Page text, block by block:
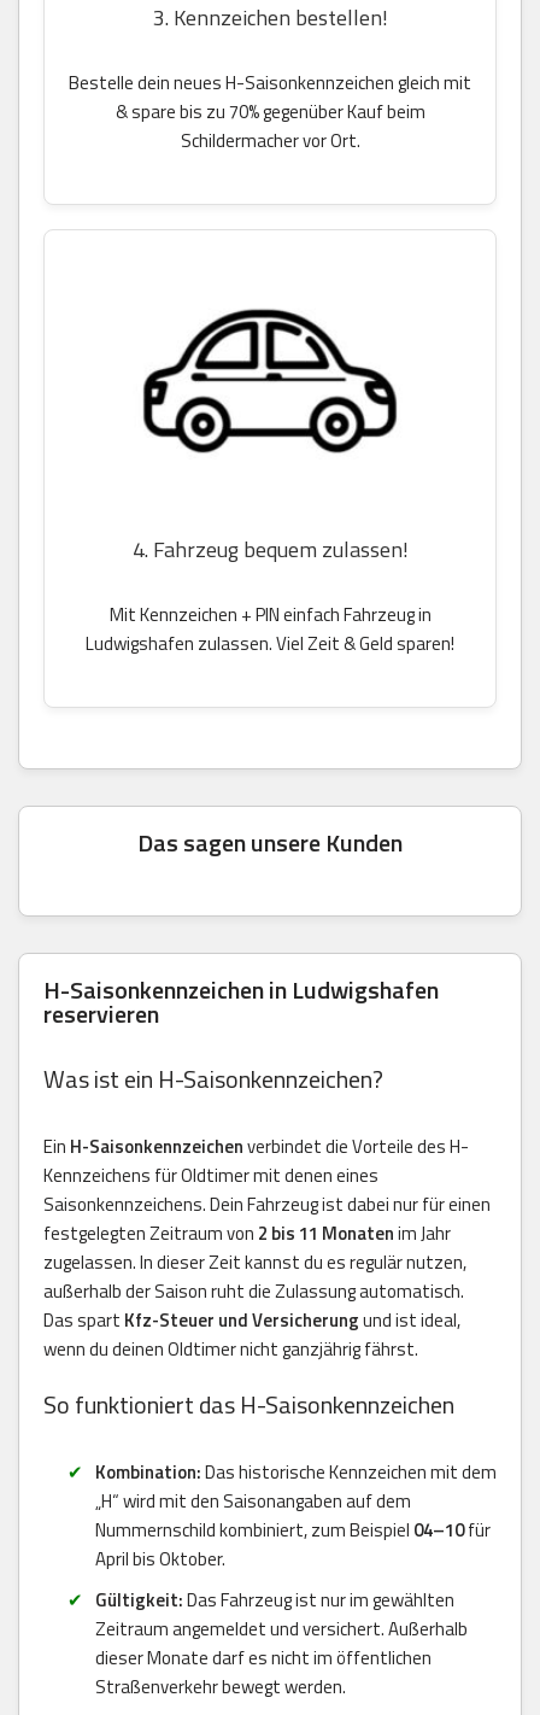
3. Kennzeichen bestellen!
Bestelle dein neues H-Saisonkennzeichen gleich mit
& spare bis zu 70% gegenüber Kauf beim
Schildermacher vor Ort.
4. Fahrzeug bequem zulassen!
Mit Kennzeichen + PIN einfach Fahrzeug in
Ludwigshafen zulassen. Viel Zeit & Geld sparen!
Das sagen unsere Kunden
H-Saisonkennzeichen in Ludwigshafen
reservieren
Was ist ein H-Saisonkennzeichen?
Ein H-Saisonkennzeichenverbindet die Vorteile des H-
Kennzeichens für Oldtimer mit denen eines
Saisonkennzeichens. Dein Fahrzeug ist dabei nur für einen
festgelegten Zeitraum von 2 bis 11 Monatenim Jahr
zugelassen. In dieser Zeit kannst du es regulär nutzen,
außerhalb der Saison ruht die Zulassung automatisch.
Das spart Kfz-Steuer und Versicherungund ist ideal,
wenn du deinen Oldtimer nicht ganzjährig fährst.
So funktioniert das H-Saisonkennzeichen
Kombination:Das historische Kennzeichen mit dem
„H“ wird mit den Saisonangaben auf dem
Nummernschild kombiniert, zum Beispiel 04–10für
April bis Oktober.
Gültigkeit:Das Fahrzeug ist nur im gewählten
Zeitraum angemeldet und versichert. Außerhalb
dieser Monate darf es nicht im öffentlichen
Straßenverkehr bewegt werden.